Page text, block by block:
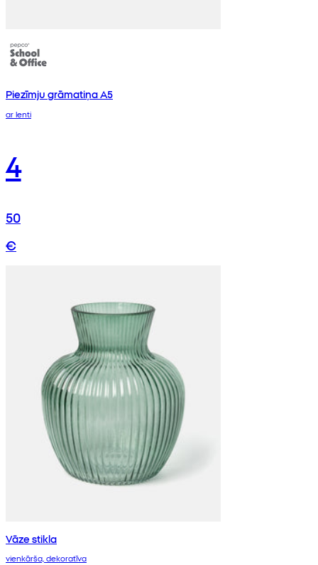
Piezīmju grāmatiņa A5
ar lenti
4
50
€
Vāze stikla
vienkārša, dekoratīva